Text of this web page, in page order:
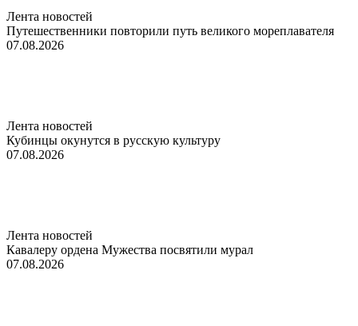
Лента новостей
Путешественники повторили путь великого мореплавателя
07.08.2026
Лента новостей
Кубинцы окунутся в русскую культуру
07.08.2026
Лента новостей
Кавалеру ордена Мужества посвятили мурал
07.08.2026